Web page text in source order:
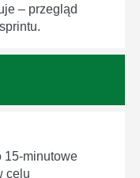
– przegląd
15-minutowe
celu